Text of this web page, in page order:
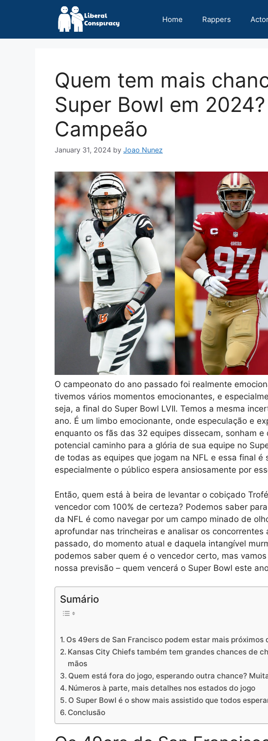
Home Rappers
Quem tem mais
Super Bowl em
Campeão
January 31, 2024 by Joao Nunez
O campeonato do ano passado foi realmente
tivemos vários momentos emocionantes, e
seja, a final do Super Bowl LVII. Temos a mesma
ano. É um limbo emocionante, onde especulação e
enquanto os fãs das 32 equipes dissecam, sonham
potencial caminho para a glória de sua equipe no
de todas as equipes que jogam na NFL e essa final
especialmente o público espera ansiosamente por
Então, quem está à beira de levantar o cobiçado
vencedor com 100% de certeza? Podemos saber
da NFL é como navegar por um campo minado de
aprofundar nas trincheiras e analisar os
passado, do momento atual e daquela intangível
podemos saber quem é o vencedor certo, mas
nossa previsão – quem vencerá o Super Bowl este
Sumário
Os 49ers de San Francisco podem estar mais
Kansas City Chiefs também tem grandes chances de
mãos
Quem está fora do jogo, esperando outra chance?
Números à parte, mais detalhes nos estados do jogo
O Super Bowl é o show mais assistido que todos
Conclusão